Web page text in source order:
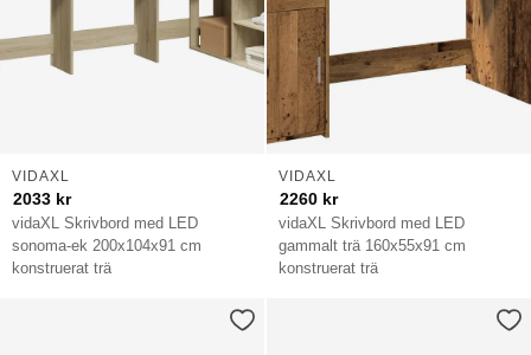
vidaXL Skrivbord med LED
sonoma-ek 200x104x91 cm
konstruerat trä
VIDAXL
2033 kr
vidaXL Skrivbord med LED
gammalt trä 160x55x91 cm
konstruerat trä
VIDAXL
2260 kr